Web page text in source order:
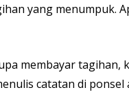
yang menumpuk.
membayar tagihan,
catatan di ponsel